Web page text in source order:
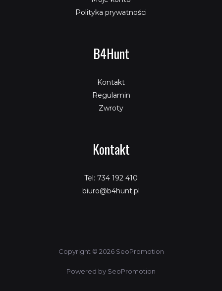
Polityka prywatności
B4Hunt
Kontakt
Regulamin
Zwroty
Kontakt
Tel: 734 192 410
biuro@b4hunt.pl
Copyright © 2026 SeoPromotion
Powered by SeoPromotion